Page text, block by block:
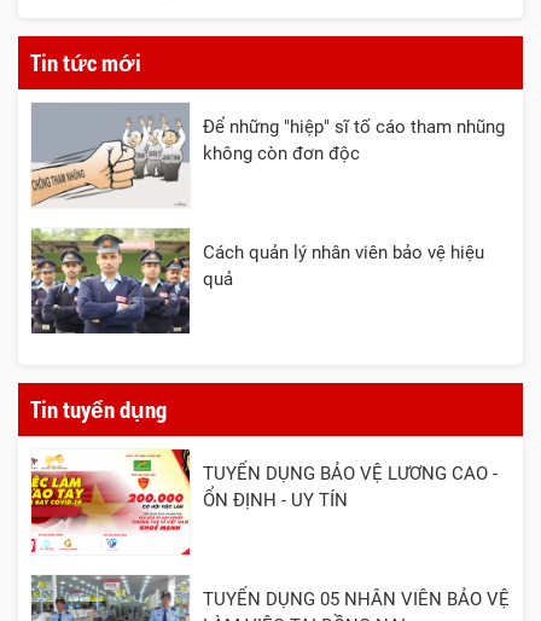
Tin tức mới
Để những "hiệp" sĩ tố cáo tham nhũng
không còn đơn độc
Cách quản lý nhân viên bảo vệ hiệu
quả
Tin tuyển dụng
TUYỂN DỤNG BẢO VỆ LƯƠNG CAO -
ỔN ĐỊNH - UY TÍN
TUYỂN DỤNG 05 NHÂN VIÊN BẢO VỆ